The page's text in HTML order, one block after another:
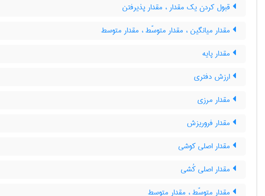
قبول کردن یک مقدار ، مقدار پذیرفتن
مقدار میانگین ، مقدار متوسّط ، مقدار متوسط
مقدار پایه
ارزش دفتری
مقدار مرزی
مقدار فروریزش
مقدار اصلی کوشی
مقدار اصلی کُشی
مقدار متوسّط ، مقدار متوسط